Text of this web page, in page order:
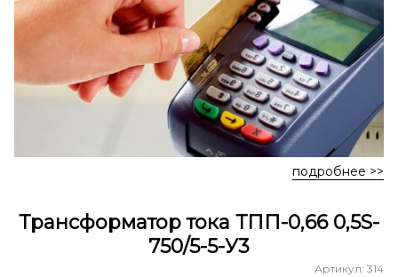
подробнее >>
Трансформатор тока ТПП-0,66 0,5S-
750/5-5-У3
Артикул: 314